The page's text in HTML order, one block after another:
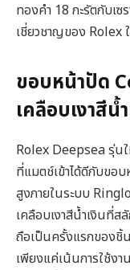
ทองคำ 18 กะรัตกับเซ
เชี่ยวชาญของ Rolex
ขอบหน้าปัด
เคลือบเงาสีน้
Rolex Deepsea รุ่น
ที่แมตช์เข้าได้ดีกับขอ
สูงภายในระบบ
เคลือบเงาสีน้ำเงินที่ส
ถือเป็นครั้งแรกของชิ้
เพียงแค่เน้นการใช้ง